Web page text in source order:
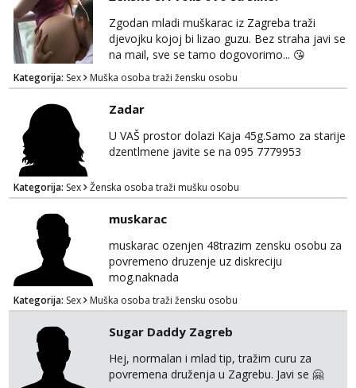
Zgodan mladi muškarac iz Zagreba traži
djevojku kojoj bi lizao guzu. Bez straha javi se
na mail, sve se tamo dogovorimo... 😘
Kategorija: Sex Muška osoba traži žensku osobu
Zadar
U VAŠ prostor dolazi Kaja 45g.Samo za starije
dzentlmene javite se na 095 7779953
Kategorija: Sex Ženska osoba traži mušku osobu
muskarac
muskarac ozenjen 48trazim zensku osobu za
povremeno druzenje uz diskreciju
mog.naknada
Kategorija: Sex Muška osoba traži žensku osobu
Sugar Daddy Zagreb
Hej, normalan i mlad tip, tražim curu za
povremena druženja u Zagrebu. Javi se 🤗